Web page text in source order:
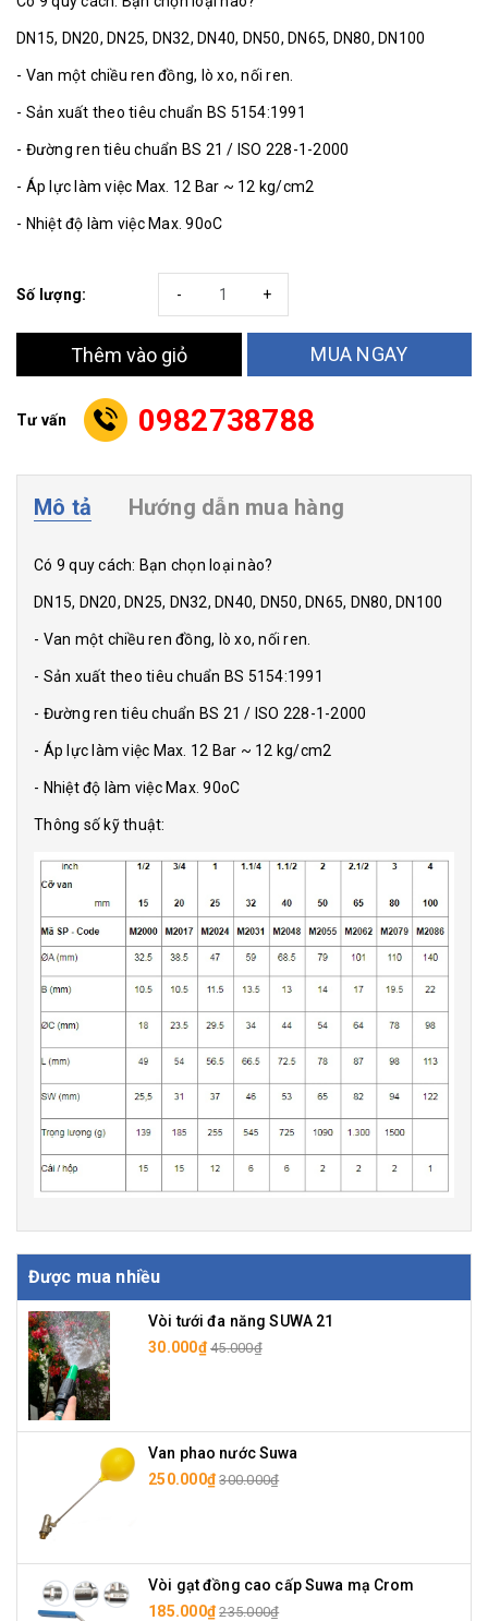
DN15, DN20, DN25, DN32, DN40, DN50, DN65, DN80, DN100
- Van một chiều ren đồng, lò xo, nối ren.
- Sản xuất theo tiêu chuẩn BS 5154:1991
- Đường ren tiêu chuẩn BS 21 / ISO 228-1-2000
- Áp lực làm việc Max. 12 Bar ~ 12 kg/cm2
- Nhiệt độ làm việc Max. 90oC
Số lượng: +
-
Thêm vào giỏ MUA NGAY
Tư vấn 0982738788
Mô tả Hướng dẫn mua hàng
Có 9 quy cách: Bạn chọn loại nào?
DN15, DN20, DN25, DN32, DN40, DN50, DN65, DN80, DN100
- Van một chiều ren đồng, lò xo, nối ren.
- Sản xuất theo tiêu chuẩn BS 5154:1991
- Đường ren tiêu chuẩn BS 21 / ISO 228-1-2000
- Áp lực làm việc Max. 12 Bar ~ 12 kg/cm2
- Nhiệt độ làm việc Max. 90oC
Thông số kỹ thuật:
Được mua nhiều
Vòi tưới đa năng SUWA 21
30.000₫ 45.000₫
Van phao nước Suwa
250.000₫ 300.000₫
Vòi gạt đồng cao cấp Suwa mạ Crom
185.000₫ 235.000₫